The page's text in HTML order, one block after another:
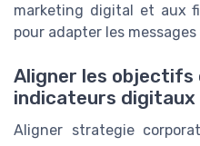
marketing digital et aux
pour adapter les
Aligner les
indicateurs digitaux
Aligner strategie